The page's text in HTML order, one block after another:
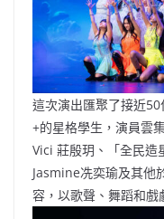
這次演出匯聚了接近
+的星格學生，演員雲
Vici 莊殷玥、「全民造
Jasmine冼奕瑜及其他
容，以歌聲、舞蹈和戲